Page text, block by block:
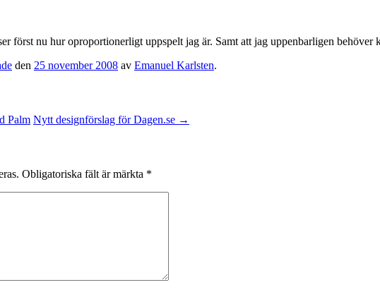
först nu hur oproportionerligt uppspelt jag är. Samt att jag uppenbarligen behöver
den 25 november 2008 av Emanuel Karlsten.
Palm Nytt designförslag för Dagen.se →
Obligatoriska fält är märkta *